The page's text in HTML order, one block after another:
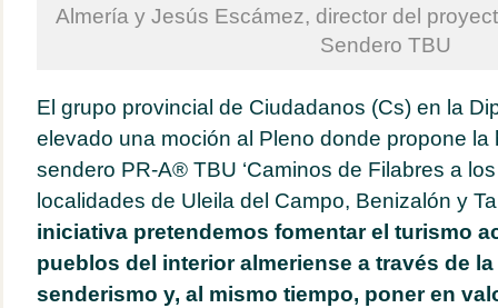
Almería y Jesús Escámez, director del
Sendero TBU
El grupo provincial de Ciudadanos (Cs) en la
elevado una moción al Pleno donde propone la
sendero PR-A® TBU ‘Caminos de Filabres a
localidades de Uleila del Campo, Benizalón y
iniciativa pretendemos fomentar el turismo
pueblos del interior almeriense a través de
senderismo y, al mismo tiempo, poner en